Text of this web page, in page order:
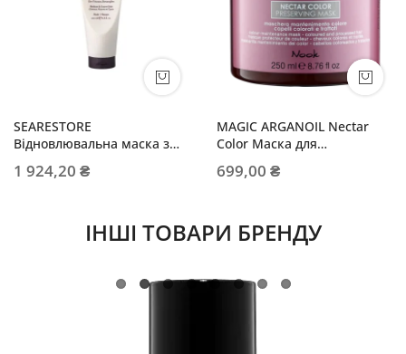
SEARESTORE
Відновлювальна маска з
і жорсткого волосся
1 924,20 ₴
MAGIC ARGANOIL Nectar
Color Маска для
699,00 ₴
ІНШІ ТОВАРИ БРЕНДУ